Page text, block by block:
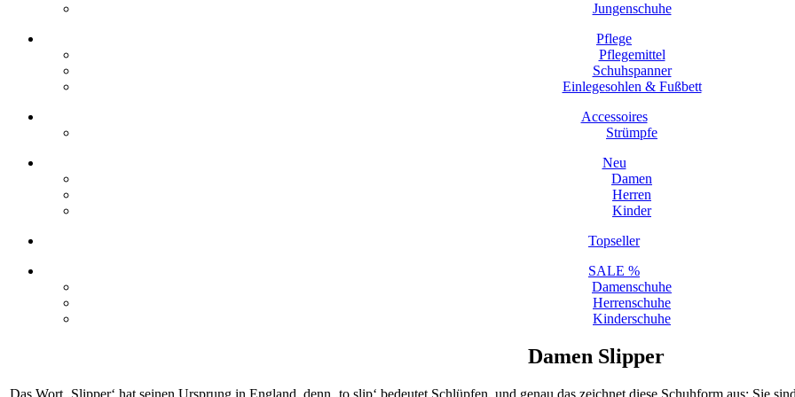
Jungenschuhe
Pflege
Pflegemittel
Schuhspanner
Einlegesohlen & Fußbett
Accessoires
Strümpfe
Neu
Damen
Herren
Kinder
Topseller
SALE %
Damenschuhe
Herrenschuhe
Kinderschuhe
Damen Slipper
Das Wort ‚Slipper‘ hat seinen Ursprung in England, denn ‚to slip‘ bedeutet Schlüpfen, und genau das zeichnet diese Schuhform aus: Sie